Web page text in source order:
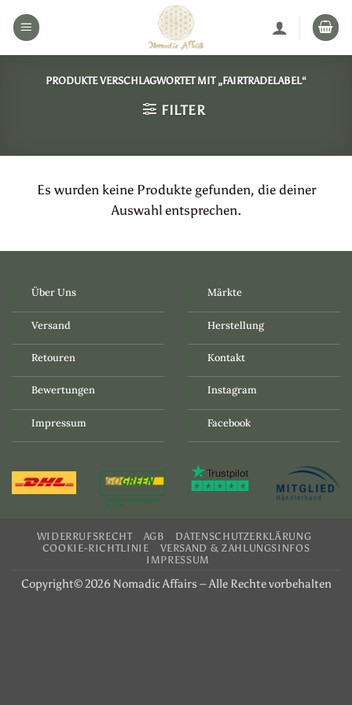
Inhalt
PRODUKTE VERSCHLAGWORTET MIT „FAIRTRADELABEL“
FILTER
Es wurden keine Produkte gefunden, die deiner
Auswahl entsprechen.
Über Uns
Versand
Retouren
Bewertungen
Impressum
Märkte
Herstellung
Kontakt
Instagram
Facebook
WIDERRUFSRECHT AGB
DATENSCHUTZERKLÄRUNG
COOKIE-RICHTLINIE
VERSAND & ZAHLUNGSINFOS
IMPRESSUM
Copyright© 2026 Nomadic Affairs – Alle Rechte vorbehalten